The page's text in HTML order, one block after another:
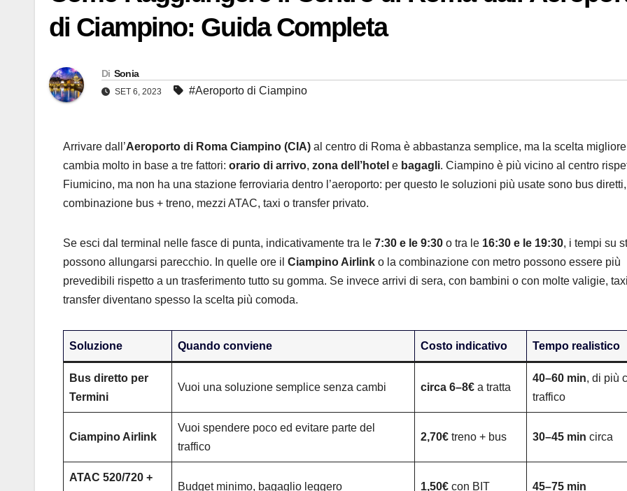
di Ciampino: Guida Completa
Di Sonia
SET 6, 2023 #Aeroporto di Ciampino
Arrivare dall’Aeroporto di Roma Ciampino (CIA) al centro di Roma è abbastanza semplice, ma la scelta migliore
cambia molto in base a tre fattori: orario di arrivo, zona dell’hotel e bagagli. Ciampino è più vicino al centro
Fiumicino, ma non ha una stazione ferroviaria dentro l’aeroporto: per questo le soluzioni più usate sono bus diretti,
combinazione bus + treno, mezzi ATAC, taxi o transfer privato.
Se esci dal terminal nelle fasce di punta, indicativamente tra le 7:30 e le 9:30 o tra le 16:30 e le 19:30, i tempi su
possono allungarsi parecchio. In quelle ore il Ciampino Airlink o la combinazione con metro possono essere più
prevedibili rispetto a un trasferimento tutto su gomma. Se invece arrivi di sera, con bambini o con molte valigie,
transfer diventano spesso la scelta più comoda.
Soluzione Quando conviene Costo indicativo Tempo realistico
Bus diretto per
Termini
Vuoi una soluzione semplice senza cambi circa 6–8€ a tratta
40–60 min, di più
traffico
Ciampino Airlink
Vuoi spendere poco ed evitare parte del
traffico
2,70€ treno + bus 30–45 min circa
ATAC 520/720 +
Budget minimo, bagaglio leggero 1,50€ con BIT 45–75 min